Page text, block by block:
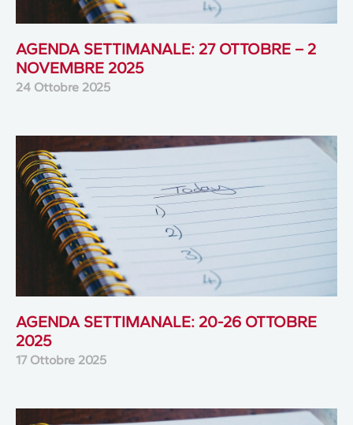
AGENDA SETTIMANALE: 27 OTTOBRE – 2
NOVEMBRE 2025
24 Ottobre 2025
AGENDA SETTIMANALE: 20-26 OTTOBRE
2025
17 Ottobre 2025